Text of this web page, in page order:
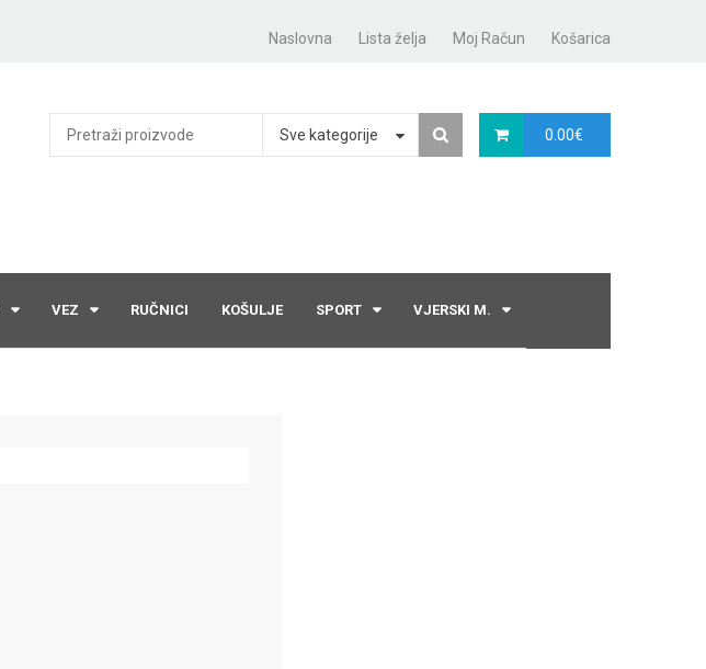
Naslovna Lista želja Moj Račun Košarica
0.00€
Sve kategorije
VEZ RUČNICI KOŠULJE SPORT VJERSKI M.